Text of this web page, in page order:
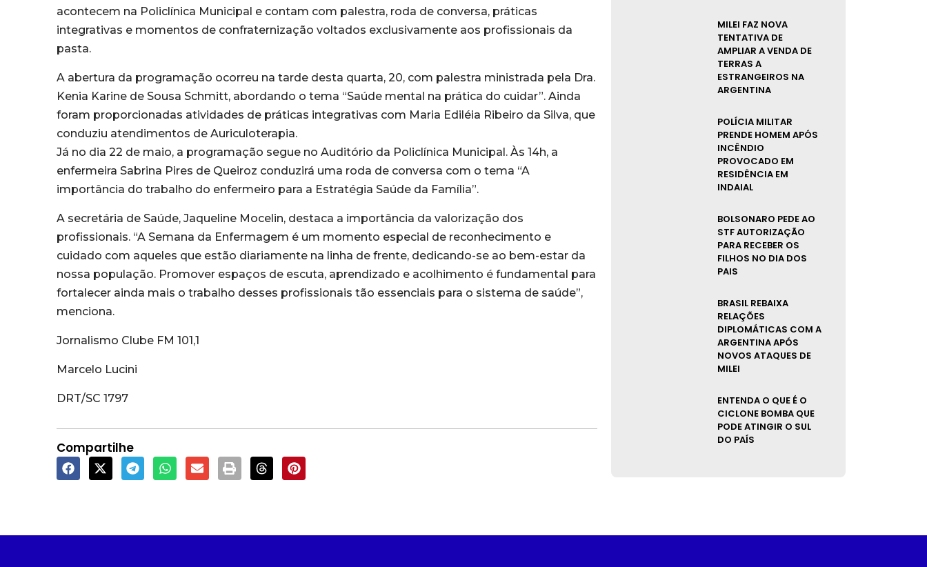
acontecem na Policlínica Municipal e contam com palestra, roda de conversa, práticas
integrativas e momentos de confraternização voltados exclusivamente aos profissionais da
pasta.
A abertura da programação ocorreu na tarde desta quarta, 20, com palestra ministrada pela Dra.
Kenia Karine de Sousa Schmitt, abordando o tema “Saúde mental na prática do cuidar”. Ainda
foram proporcionadas atividades de práticas integrativas com Maria Ediléia Ribeiro da Silva, que
conduziu atendimentos de Auriculoterapia.
Já no dia 22 de maio, a programação segue no Auditório da Policlínica Municipal. Às 14h, a
enfermeira Sabrina Pires de Queiroz conduzirá uma roda de conversa com o tema “A
importância do trabalho do enfermeiro para a Estratégia Saúde da Família”.
A secretária de Saúde, Jaqueline Mocelin, destaca a importância da valorização dos
profissionais. “A Semana da Enfermagem é um momento especial de reconhecimento e
cuidado com aqueles que estão diariamente na linha de frente, dedicando-se ao bem-estar da
nossa população. Promover espaços de escuta, aprendizado e acolhimento é fundamental para
fortalecer ainda mais o trabalho desses profissionais tão essenciais para o sistema de saúde”,
menciona.
Jornalismo Clube FM 101,1
Marcelo Lucini
DRT/SC 1797
Compartilhe
MILEI FAZ NOVA
TENTATIVA DE
AMPLIAR A VENDA DE
TERRAS A
ESTRANGEIROS NA
ARGENTINA
POLÍCIA MILITAR
PRENDE HOMEM APÓS
INCÊNDIO
PROVOCADO EM
RESIDÊNCIA EM
INDAIAL
BOLSONARO PEDE AO
STF AUTORIZAÇÃO
PARA RECEBER OS
FILHOS NO DIA DOS
PAIS
BRASIL REBAIXA
RELAÇÕES
DIPLOMÁTICAS COM A
ARGENTINA APÓS
NOVOS ATAQUES DE
MILEI
ENTENDA O QUE É O
CICLONE BOMBA QUE
PODE ATINGIR O SUL
DO PAÍS